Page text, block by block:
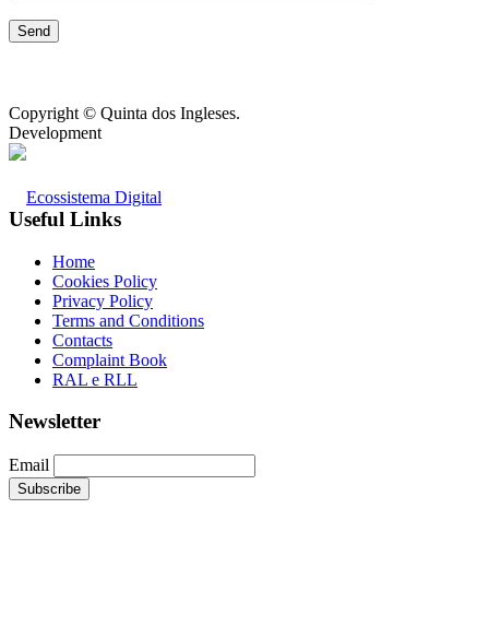
Copyright © Quinta dos Ingleses.
Development
Useful Links
Home
Cookies Policy
Privacy Policy
Terms and Conditions
Contacts
Complaint Book
RAL e RLL
Newsletter
Email